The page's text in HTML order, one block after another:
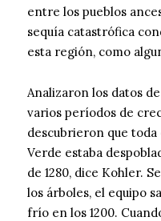
entre los pueblos
sequía catastrófica
esta región, como
Analizaron los datos
varios períodos de
descubrieron que
Verde estaba
de 1280, dice Kohler.
los árboles, el equipo
frío en los 1200.